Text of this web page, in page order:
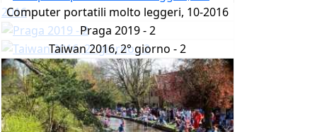
Computer portatili molto leggeri, 10-2016
Praga 2019 - 2
Taiwan 2016, 2° giorno - 2